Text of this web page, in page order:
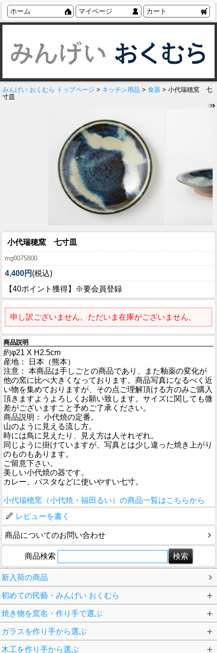
ホーム マイページ カート
みんげい おくむら トップページ > キッチン用品 > 食器 > 小代瑞穂窯 七
寸皿
小代瑞穂窯 七寸皿
mg0075800
4,400円 (税込)
【40ポイント獲得】※要会員登録
申し訳ございません。ただいま在庫がございません。
商品説明
約φ21 X H2.5cm
産地： 日本（熊本）
注意： 本商品は手しごとの商品であり、また釉薬の変化が
他の窯に比べ大きくなっております。商品写真になるべく近
い物を集めておりますが、その点ご理解頂ける方のみご購入
頂きますようよろしくお願い致します。サイズに関しても微
差がございますこと予めご了承ください。
商品説明： 小代焼の定番。
山のように見える流し方。
時には鳥に見えたり、見え方は人それぞれ。
同じように掛けていますが、写真とは少し違った焼き上がり
のものもあります。
ご留意下さい。
美しい小代焼の器です。
カレー、パスタなどに使いやすい七寸。
小代瑞穂窯（小代焼・福田るい）の商品一覧はこちらから
レビューを書く
商品についてのお問い合わせ
商品検索
新入荷の商品
初めての民藝・みんげい おくむら
焼き物を窯名・作り手で選ぶ
ガラスを作り手から選ぶ
木工を作り手から選ぶ